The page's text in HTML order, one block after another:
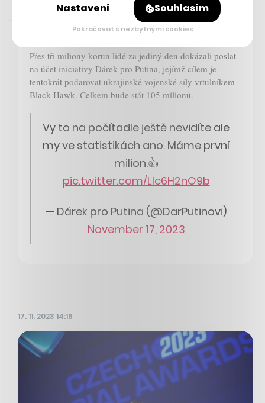
Sdíleno přes aplikaci Twitter
Přes tři miliony korun lidé za jediný den dokázali poslat
na účet iniciativy Dárek pro Putina, jejímž cílem je
tentokrát podarovat ukrajinské vojenské síly vrtulníkem
Black Hawk. Celkem bude stát 105 milionů.
Vy to na počítadle ještě nevidíte ale
my ve statistikách ano. Máme první
milion.👍
pic.twitter.com/Llc6H2nO9b
— Dárek pro Putina (@DarPutinovi)
November 17, 2023
17. 11. 2023 14:16
Nastavení Souhlasím
Pokračovat s nezbytnými cookies